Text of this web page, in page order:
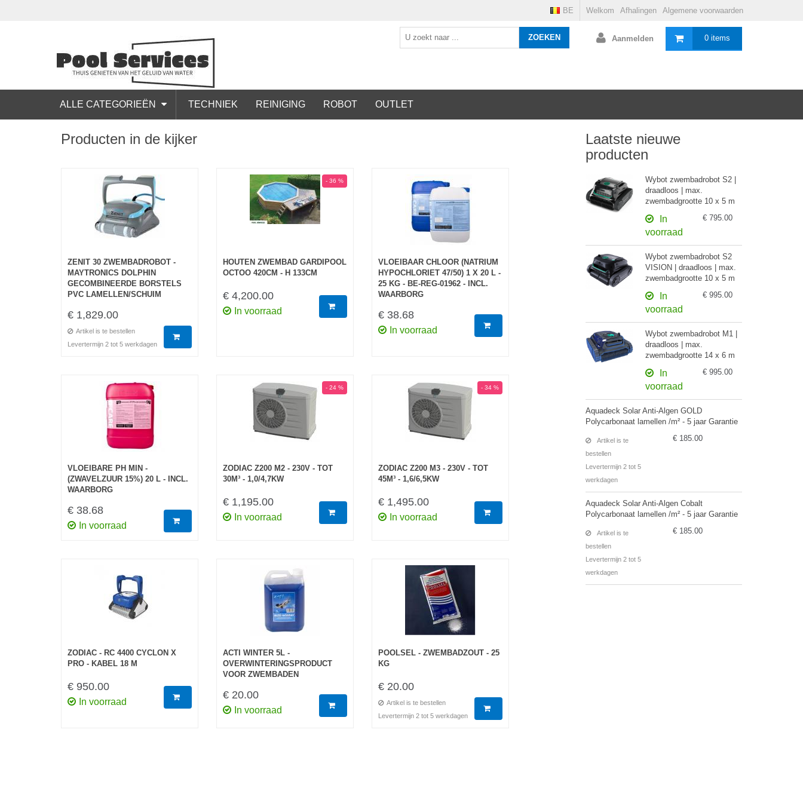
Welkom Afhalingen Algemene voorwaarden
BE
0 items
Aanmelden
ZOEKEN
ALLE CATEGORIEËN TECHNIEK REINIGING ROBOT OUTLET
Producten in de kijker
ZENIT 30 ZWEMBADROBOT -
MAYTRONICS DOLPHIN
GECOMBINEERDE BORSTELS
PVC LAMELLEN/SCHUIM
€ 1,829.00
Artikel is te bestellen
Levertermijn 2 tot 5 werkdagen
- 36 %
HOUTEN ZWEMBAD GARDIPOOL
OCTOO 420CM - H 133CM
€ 4,200.00
In voorraad
VLOEIBAAR CHLOOR (NATRIUM
HYPOCHLORIET 47/50) 1 X 20 L -
25 KG - BE-REG-01962 - INCL.
WAARBORG
€ 38.68
In voorraad
VLOEIBARE PH MIN -
(ZWAVELZUUR 15%) 20 L - INCL.
WAARBORG
€ 38.68
In voorraad
- 24 %
ZODIAC Z200 M2 - 230V - TOT
30M³ - 1,0/4,7KW
€ 1,195.00
In voorraad
- 34 %
ZODIAC Z200 M3 - 230V - TOT
45M³ - 1,6/6,5KW
€ 1,495.00
In voorraad
ZODIAC - RC 4400 CYCLON X
PRO - KABEL 18 M
€ 950.00
In voorraad
ACTI WINTER 5L -
OVERWINTERINGSPRODUCT
VOOR ZWEMBADEN
€ 20.00
In voorraad
POOLSEL - ZWEMBADZOUT - 25
KG
€ 20.00
Artikel is te bestellen
Levertermijn 2 tot 5 werkdagen
Laatste nieuwe
producten
Wybot zwembadrobot S2 |
draadloos | max.
zwembadgrootte 10 x 5 m
In
voorraad
€ 795.00
Wybot zwembadrobot S2
VISION | draadloos | max.
zwembadgrootte 10 x 5 m
In
voorraad
€ 995.00
Wybot zwembadrobot M1 |
draadloos | max.
zwembadgrootte 14 x 6 m
In
voorraad
€ 995.00
Aquadeck Solar Anti-Algen GOLD
Polycarbonaat lamellen /m² - 5 jaar Garantie
Artikel is te
bestellen
Levertermijn 2 tot 5
werkdagen
€ 185.00
Aquadeck Solar Anti-Algen Cobalt
Polycarbonaat lamellen /m² - 5 jaar Garantie
Artikel is te
bestellen
Levertermijn 2 tot 5
werkdagen
€ 185.00